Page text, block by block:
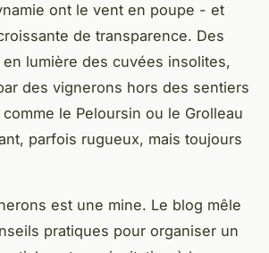
ont le vent en poupe - et
de transparence. Des
lumière des cuvées insolites,
des vignerons hors des sentiers
le Peloursin ou le Grolleau
parfois rugueux, mais toujours
est une mine. Le blog mêle
pratiques pour organiser un